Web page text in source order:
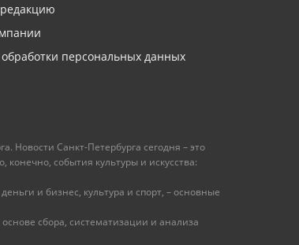
персональных данных
Новости Санкт-Петербурга сегодня – это
события культуры и искусства:
и бизнес, культура и спорт, – основные
сбора, систематизации и анализа